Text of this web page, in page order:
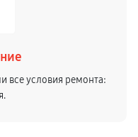
все условия ремонта: